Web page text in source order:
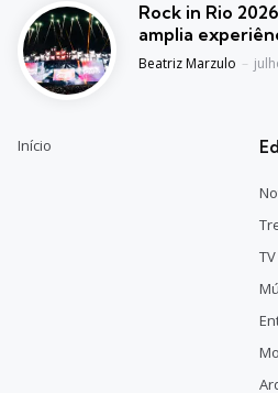
Rock in Rio
amplia
Posted
Beatriz Marzulo
Início